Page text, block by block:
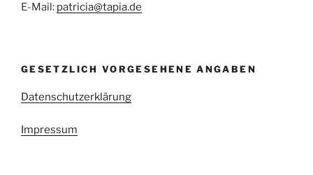
E-Mail: patricia@tapia.de
GESETZLICH VORGESEHENE ANGABEN
Datenschutzerklärung
Impressum